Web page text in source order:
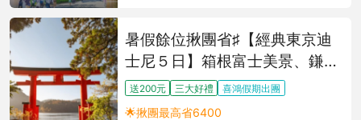
暑假餘位揪團省♯【經典東京迪
士尼５日】箱根富士美景、鎌倉
大佛、富士全景纜車、箱根海盜
船、螃蟹溫泉[含稅簽]
送200元 三大好禮 喜鴻假期出團
🌟揪團最高省6400